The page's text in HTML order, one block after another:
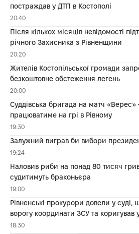
постраждав у ДТП в Костополі
20:40
Після кількох місяців невідомості
річного Захисника з Рівненщини
20:20
Жителів Костопільської громади
безкоштовне обстеження легень
20:00
Суддівська бригада на матч «Верес»
працюватиме на грі в Рівному
19:30
Залужний виграв би вибори
19:24
Наловив риби на понад 80 тисяч
судитимуть браконьєра
19:00
Рівненські прокурори довели у
ворогу координати ЗСУ та коригував
18:30